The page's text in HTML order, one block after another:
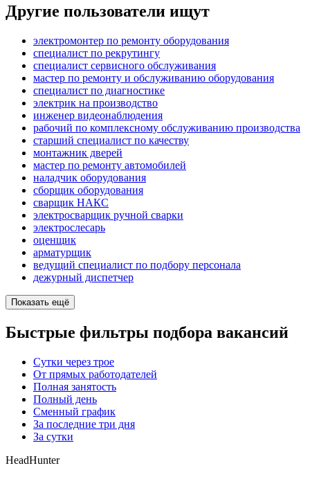
Другие пользователи ищут
электромонтер по ремонту оборудования
специалист по рекрутингу
специалист сервисного обслуживания
мастер по ремонту и обслуживанию оборудования
специалист по диагностике
электрик на производство
инженер видеонаблюдения
рабочий по комплексному обслуживанию производства
старший специалист по качеству
монтажник дверей
мастер по ремонту автомобилей
наладчик оборудования
сборщик оборудования
сварщик НАКС
электросварщик ручной сварки
электрослесарь
оценщик
арматурщик
ведущий специалист по подбору персонала
дежурный диспетчер
Показать ещё
Быстрые фильтры подбора вакансий
Сутки через трое
От прямых работодателей
Полная занятость
Полный день
Сменный график
За последние три дня
За сутки
HeadHunter